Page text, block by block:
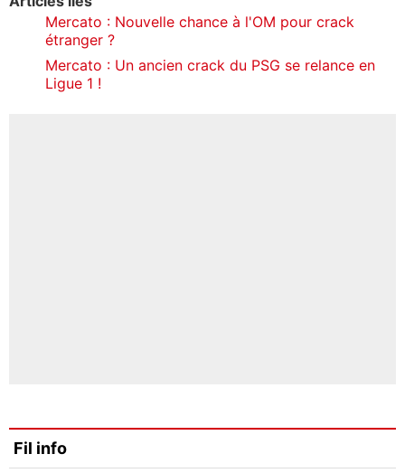
Mercato : Nouvelle chance à l'OM pour crack
étranger ?
Mercato : Un ancien crack du PSG se relance en
Ligue 1 !
Fil info